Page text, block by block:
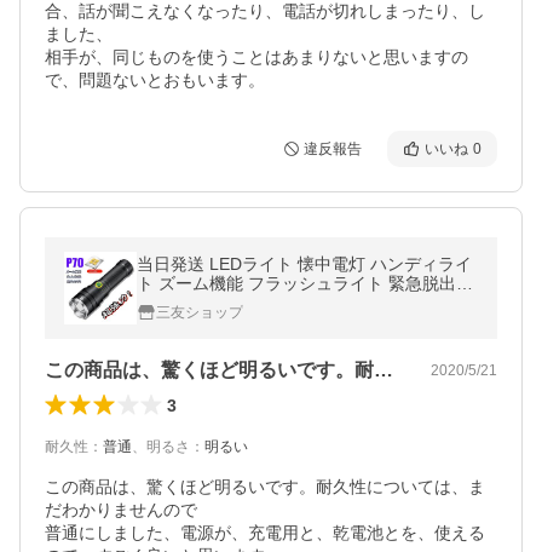
合、話が聞こえなくなったり、電話が切れしまったり、し
ました、
相手が、同じものを使うことはあまりないと思いますの
で、問題ないとおもいます。
違反報告 いいね 0
当日発送 LEDライト 懐中電灯 ハンディライ
ト ズーム機能 フラッシュライト 緊急脱出
クリップ 爆光 強力 最強 防災グッズ 強力 防
水 コンパクト アウトドア
三友ショップ
この商品は、驚くほど明るいです。耐久性… 2020/5/21
3
耐久性 ： 普通、 明るさ ： 明るい
この商品は、驚くほど明るいです。耐久性については、ま
だわかりませんので
普通にしました、電源が、充電用と、乾電池とを、使える